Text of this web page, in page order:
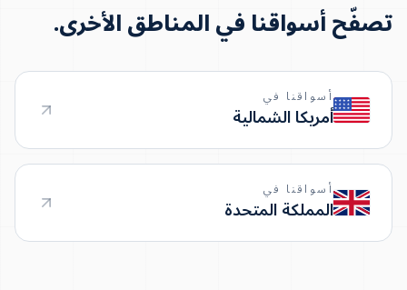
تصفّح أسواقنا في المناطق الأخرى.
أسواقنا في
أمريكا الشمالية
أسواقنا في
المملكة المتحدة